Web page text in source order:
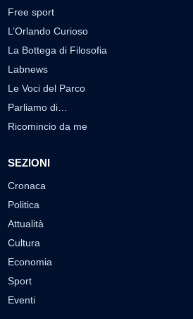
Free sport
L’Orlando Curioso
La Bottega di Filosofia
Labnews
Le Voci del Parco
Parliamo di…
Ricomincio da me
SEZIONI
Cronaca
Politica
Attualità
Cultura
Economia
Sport
Eventi